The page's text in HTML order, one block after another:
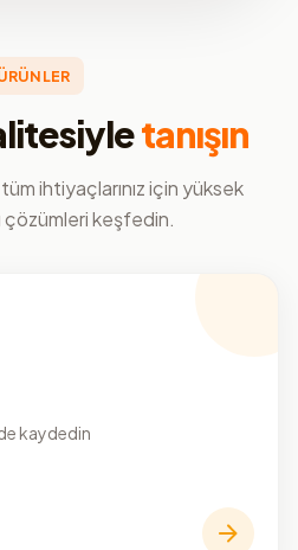
tanışın
ihtiyaçlarınız için yüksek
çözümleri keşfedin.
kaydedin